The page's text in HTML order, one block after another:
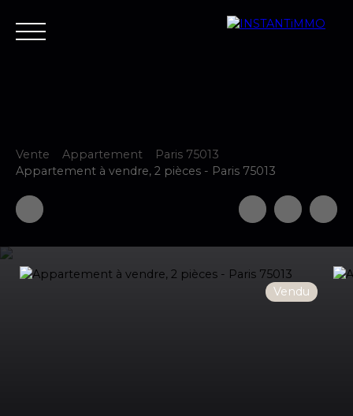
Accueil Estimer Vendre Acheter
Vente Appartement
Paris 75013
Appartement à vendre, 2 pièces - Paris 75013
Vendu